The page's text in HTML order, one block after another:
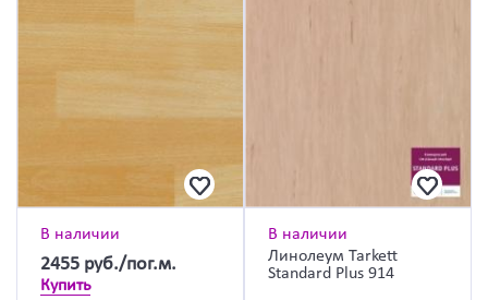
В наличии
2455 руб./пог.м.
Купить
В наличии
Линолеум Tarkett
Standard Plus 914